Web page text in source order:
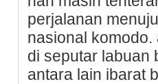
perjalanan
nasional
di seputar lаbuan
antara lain ibarat